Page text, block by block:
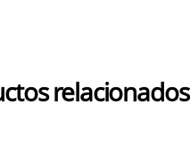
relacionados